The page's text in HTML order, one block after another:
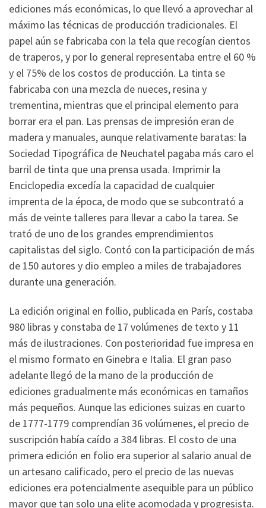
ediciones más económicas, lo que llevó a aprovechar al
máximo las técnicas de producción tradicionales. El
papel aún se fabricaba con la tela que recogían cientos
de traperos, y por lo general representaba entre el 60 %
y el 75% de los costos de producción. La tinta se
fabricaba con una mezcla de nueces, resina y
trementina, mientras que el principal elemento para
borrar era el pan. Las prensas de impresión eran de
madera y manuales, aunque relativamente baratas: la
Sociedad Tipográfica de Neuchatel pagaba más caro el
barril de tinta que una prensa usada. Imprimir la
Enciclopedia excedía la capacidad de cualquier
imprenta de la época, de modo que se subcontrató a
más de veinte talleres para llevar a cabo la tarea. Se
trató de uno de los grandes emprendimientos
capitalistas del siglo. Contó con la participación de más
de 150 autores y dio empleo a miles de trabajadores
durante una generación.
La edición original en follio, publicada en París, costaba
980 libras y constaba de 17 volúmenes de texto y 11
más de ilustraciones. Con posterioridad fue impresa en
el mismo formato en Ginebra e Italia. El gran paso
adelante llegó de la mano de la producción de
ediciones gradualmente más económicas en tamaños
más pequeños. Aunque las ediciones suizas en cuarto
de 1777-1779 comprendían 36 volúmenes, el precio de
suscripción había caído a 384 libras. El costo de una
primera edición en folio era superior al salario anual de
un artesano calificado, pero el precio de las nuevas
ediciones era potencialmente asequible para un público
mayor que tan solo una elite acomodada y progresista.